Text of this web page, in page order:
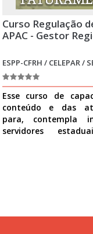
Curso Regulação
APAC - Gestor
ESPP-CFRH / CELEPAR /
Esse curso de
conteúdo e das
para, contempla
servidores